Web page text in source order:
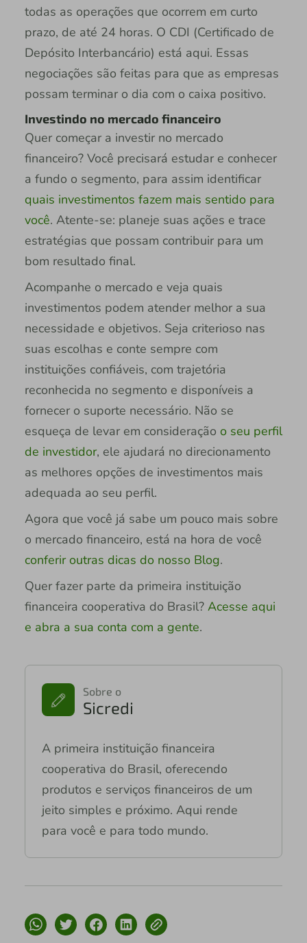
todas as operações que ocorrem em curto
prazo, de até 24 horas. O CDI (Certificado de
Depósito Interbancário) está aqui. Essas
negociações são feitas para que as empresas
possam terminar o dia com o caixa positivo.
Investindo no mercado financeiro
Quer começar a investir no mercado
financeiro? Você precisará estudar e conhecer
a fundo o segmento, para assim identificar
quais investimentos fazem mais sentido para
você. Atente-se: planeje suas ações e trace
estratégias que possam contribuir para um
bom resultado final.
Acompanhe o mercado e veja quais
investimentos podem atender melhor a sua
necessidade e objetivos. Seja criterioso nas
suas escolhas e conte sempre com
instituições confiáveis, com trajetória
reconhecida no segmento e disponíveis a
fornecer o suporte necessário. Não se
esqueça de levar em consideração o seu perfil
de investidor, ele ajudará no direcionamento
as melhores opções de investimentos mais
adequada ao seu perfil.
Agora que você já sabe um pouco mais sobre
o mercado financeiro, está na hora de você
conferir outras dicas do nosso Blog.
Quer fazer parte da primeira instituição
financeira cooperativa do Brasil? Acesse aqui
e abra a sua conta com a gente.
Sobre o
Sicredi
A primeira instituição financeira
cooperativa do Brasil, oferecendo
produtos e serviços financeiros de um
jeito simples e próximo. Aqui rende
para você e para todo mundo.